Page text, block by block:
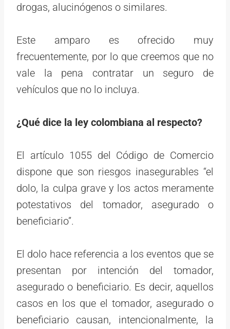
drogas, alucinógenos o similares.
Este amparo es ofrecido muy
frecuentemente, por lo que creemos que no
vale la pena contratar un seguro de
vehículos que no lo incluya.
¿Qué dice la ley colombiana al respecto?
El artículo 1055 del Código de Comercio
dispone que son riesgos inasegurables “el
dolo, la culpa grave y los actos meramente
potestativos del tomador, asegurado o
beneficiario”.
El dolo hace referencia a los eventos que se
presentan por intención del tomador,
asegurado o beneficiario. Es decir, aquellos
casos en los que el tomador, asegurado o
beneficiario causan, intencionalmente, la